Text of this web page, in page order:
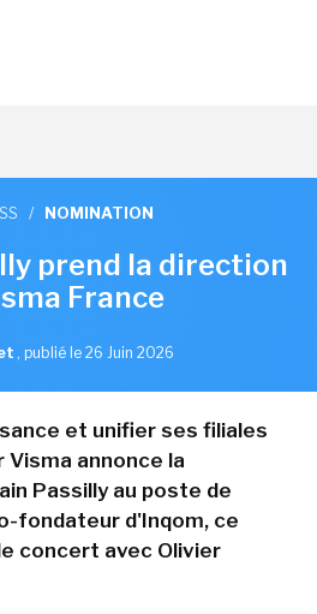
/ NOMINATION
prend la direction
France
, publié le 26 Juin 2026
et unifier ses filiales
annonce la
Passilly au poste de
fondateur d'Inqom, ce
concert avec Olivier